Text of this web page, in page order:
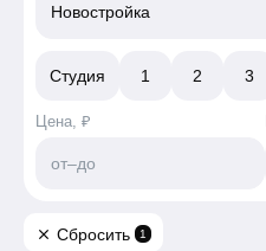
Новостройка
Студия 1 2 3
Цена, ₽
от–до
close Сбросить 1